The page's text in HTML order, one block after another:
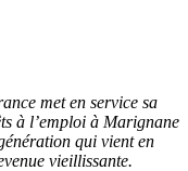
met en service sa
à l’emploi à Marignane
qui vient en
vieillissante.